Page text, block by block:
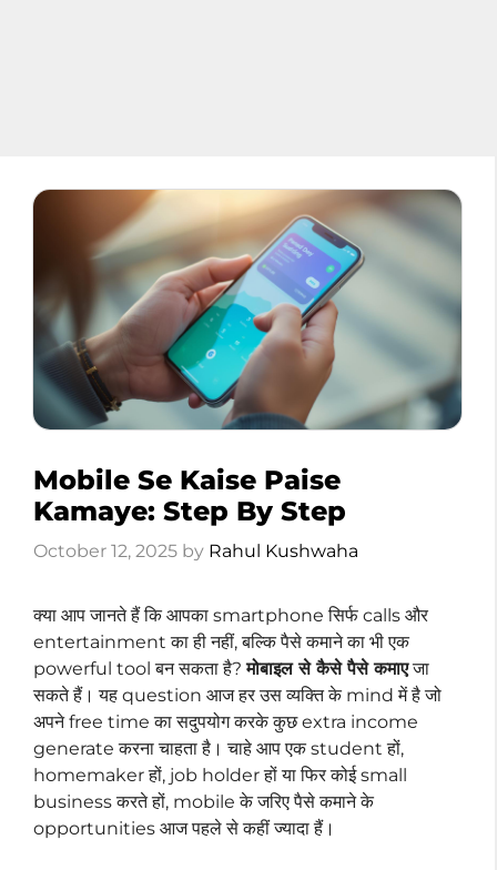
Mobile Se Kaise Paise
Kamaye: Step By Step
October 12, 2025 by Rahul Kushwaha
क्या आप जानते हैं कि आपका smartphone सिर्फ calls और
entertainment का ही नहीं, बल्कि पैसे कमाने का भी एक
powerful tool बन सकता है?मोबाइल से कैसे पैसे कमाएजा
सकते हैं। यह question आज हर उस व्यक्ति के mind में है जो
अपने free time का सदुपयोग करके कुछ extra income
generate करना चाहता है। चाहे आप एक student हों,
homemaker हों, job holder हों या फिर कोई small
business करते हों, mobile के जरिए पैसे कमाने के
opportunities आज पहले से कहीं ज्यादा हैं।